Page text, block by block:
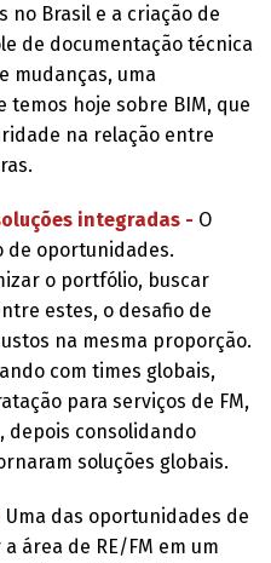
no Brasil e a criação de
de documentação técnica
mudanças, uma
hoje sobre BIM, que
na relação entre
integradas - O
de oportunidades.
o portfólio, buscar
estes, o desafio de
na mesma proporção.
com times globais,
para serviços de FM,
depois consolidando
soluções globais.
Uma das oportunidades de
área de RE/FM em um